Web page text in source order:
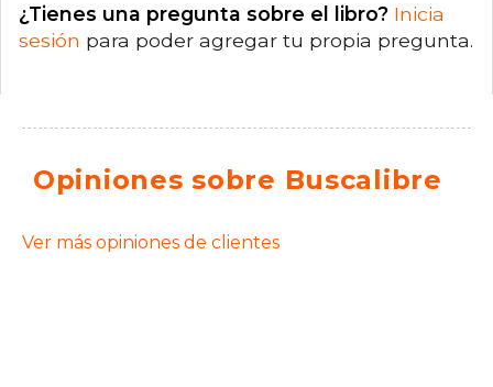
¿Tienes una pregunta sobre el libro? Inicia
sesión para poder agregar tu propia pregunta.
Opiniones sobre Buscalibre
Ver más opiniones de clientes